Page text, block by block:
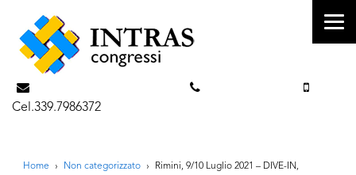
Cel.339.7986372
Home › Non categorizzato ›
Rimini, 9/10 Luglio 2021 – DIVE-IN,